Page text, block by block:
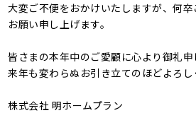
大変ご不便をおかけいたしますが、何
お願い申し上げます。
皆さまの本年中のご愛顧に心より御礼申
来年も変わらぬお引き立てのほどよろし
株式会社 明ホームプラン